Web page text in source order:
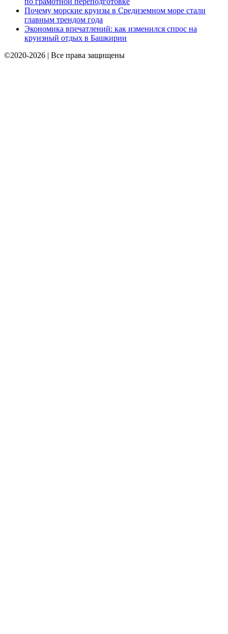
Почему морские круизы в Средиземном море стали
главным трендом года
Экономика впечатлений: как изменился спрос на
круизный отдых в Башкирии
©2020-2026 | Все права защищены